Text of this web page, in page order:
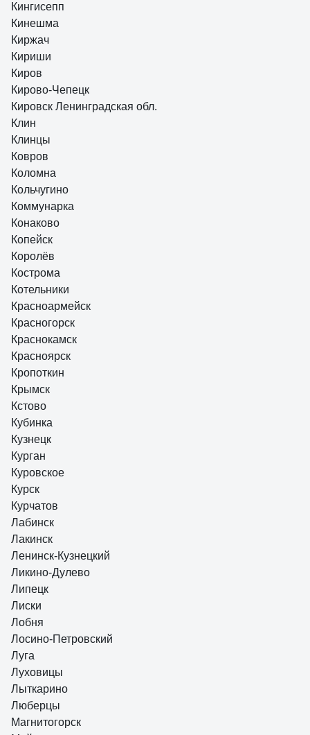
Кингисепп
Кинешма
Киржач
Кириши
Киров
Кирово-Чепецк
Кировск Ленинградская обл.
Клин
Клинцы
Ковров
Коломна
Кольчугино
Коммунарка
Конаково
Копейск
Королёв
Кострома
Котельники
Красноармейск
Красногорск
Краснокамск
Красноярск
Кропоткин
Крымск
Кстово
Кубинка
Кузнецк
Курган
Куровское
Курск
Курчатов
Лабинск
Лакинск
Ленинск-Кузнецкий
Ликино-Дулево
Липецк
Лиски
Лобня
Лосино-Петровский
Луга
Луховицы
Лыткарино
Люберцы
Магнитогорск